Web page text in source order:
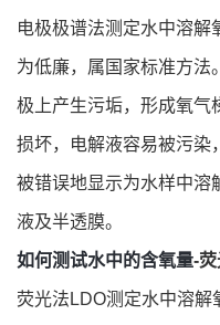
电极极谱法测定水中溶解
为低廉，属国家标准方法
极上产生污垢，形成氧气
损坏，电解液容易被污染
被错误地显示为水样中溶
液及半透膜。
如何测试水中的含氧量-
荧光法LDO测定水中溶解